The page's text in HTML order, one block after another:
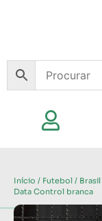
Início / Futebol / Brasil
Data Control branca